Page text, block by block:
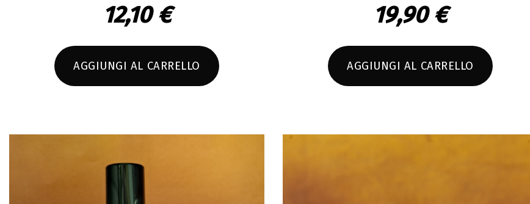
12,10 €
AGGIUNGI AL CARRELLO
19,90 €
AGGIUNGI AL CARRELLO